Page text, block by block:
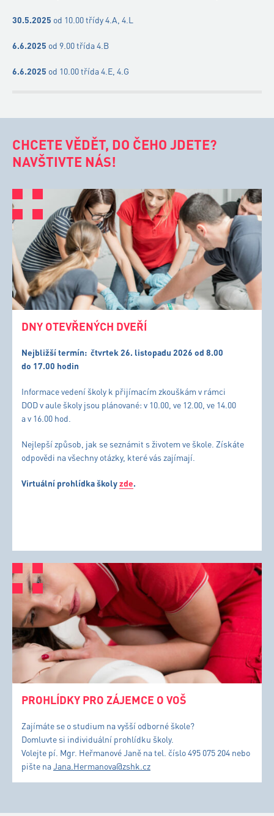
30.5.2025 od 10.00 třídy 4.A, 4.L
6.6.2025 od 9.00 třída 4.B
6.6.2025 od 10.00 třída 4.E, 4.G
CHCETE VĚDĚT, DO ČEHO JDETE?
NAVŠTIVTE NÁS!
DNY OTEVŘENÝCH DVEŘÍ
Nejbližší termín: čtvrtek 26. listopadu 2026 od 8.00
do 17.00 hodin
Informace vedení školy k přijímacím zkouškám v rámci
DOD v aule školy jsou plánované: v 10.00, ve 12.00, ve 14.00
a v 16.00 hod.
Nejlepší způsob, jak se seznámit s životem ve škole. Získáte
odpovědi na všechny otázky, které vás zajímají.
Virtuální prohlídka školyzde.
PROHLÍDKY PRO ZÁJEMCE O VOŠ
Zajímáte se o studium na vyšší odborné škole?
Domluvte si individuální prohlídku školy.
Volejte pí. Mgr. Heřmanové Janě na tel. číslo 495 075 204 nebo
pište naJana.Hermanova@zshk.cz